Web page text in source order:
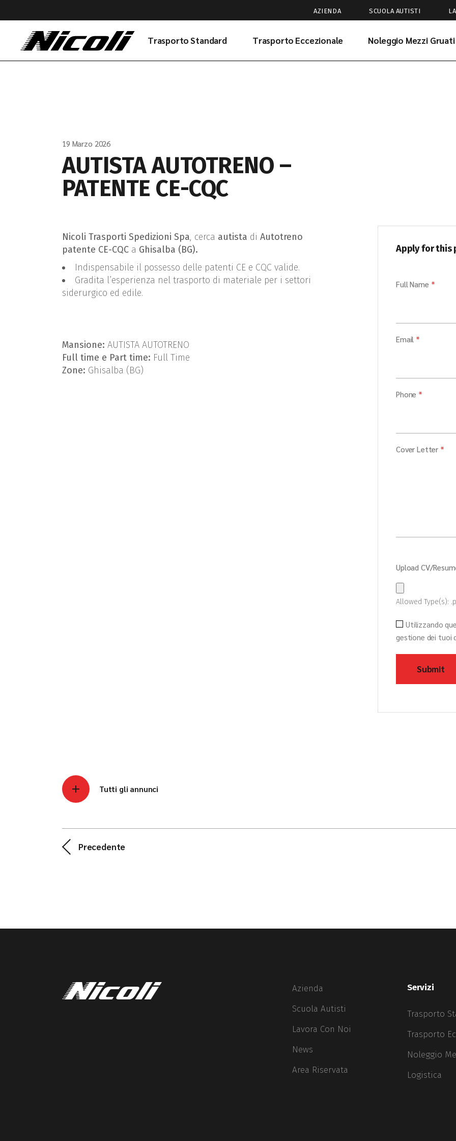
the
AZIENDA SCUOLA AUTISTI
Trasporto Standard Trasporto Eccezionale Noleggio Mezzi Gruati
19 Marzo 2026
AUTISTA AUTOTRENO –
PATENTE CE-CQC
Nicoli Trasporti Spedizioni Spa, cerca autista di Autotreno
patente CE-CQC a Ghisalba (BG).
Indispensabile il possesso delle patenti CE e CQC valide.
Gradita l’esperienza nel trasporto di materiale per i settori
siderurgico ed edile.
Mansione: AUTISTA AUTOTRENO
Full time e Part time: Full Time
Zone: Ghisalba (BG)
Apply for this
Full Name *
Email *
Phone *
Cover Letter *
Upload CV/
Allowed Type(s):
Utilizzando
gestione dei tuoi
Tutti gli annunci
Precedente
Azienda
Scuola Autisti
Lavora Con Noi
News
Area Riservata
Servizi
Trasporto
Trasporto
Noleggio
Logistica